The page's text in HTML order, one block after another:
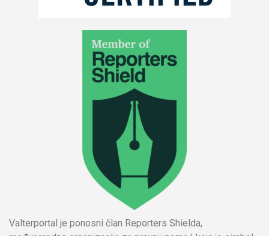
Valterportal je ponosni član Reporters Shielda,